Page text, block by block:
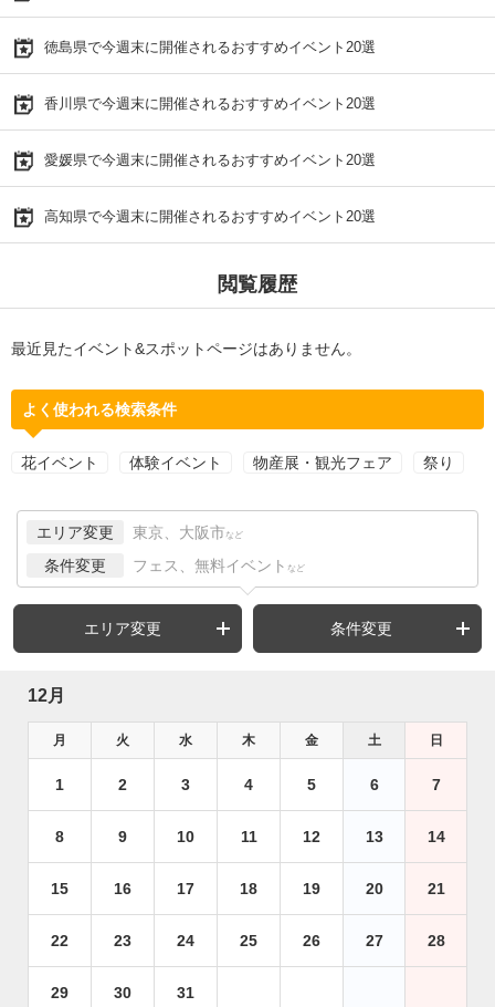
徳島県で今週末に開催されるおすすめイベント20選
香川県で今週末に開催されるおすすめイベント20選
愛媛県で今週末に開催されるおすすめイベント20選
高知県で今週末に開催されるおすすめイベント20選
閲覧履歴
最近見たイベント&スポットページはありません。
よく使われる検索条件
花イベント 体験イベント 物産展・観光フェア 祭り
エリア変更 東京、大阪市 など
条件変更 フェス、無料イベント など
エリア変更 条件変更
12月
月 火 水 木 金 土 日
1 2 3 4 5 6 7
8 9 10 11 12 13 14
15 16 17 18 19 20 21
22 23 24 25 26 27 28
29 30 31